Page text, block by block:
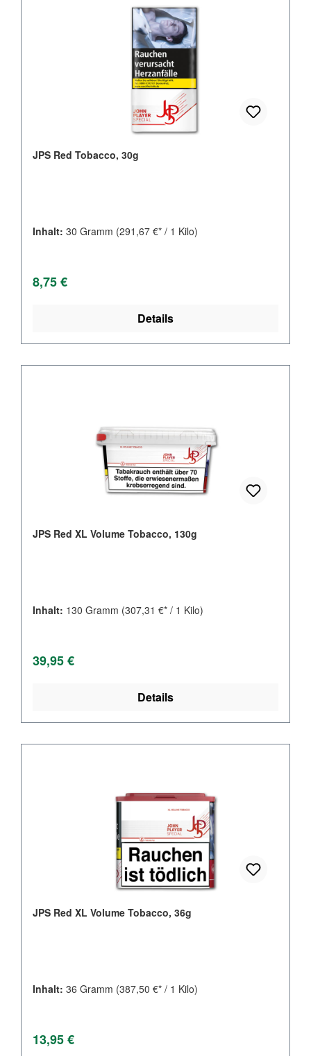
JPS Red Tobacco, 30g
Inhalt: 30 Gramm (291,67 €* / 1 Kilo)
Regulärer Preis:
8,75 €
Details
JPS Red XL Volume Tobacco, 130g
Inhalt: 130 Gramm (307,31 €* / 1 Kilo)
Regulärer Preis:
39,95 €
Details
JPS Red XL Volume Tobacco, 36g
Inhalt: 36 Gramm (387,50 €* / 1 Kilo)
Regulärer Preis:
13,95 €